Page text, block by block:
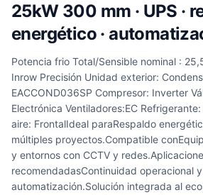
25kW 300 mm · UPS ·
energético ·
Potencia frio Total/Sensible nominal :
Inrow Precisión Unidad exterior:
EACCOND036SP Compresor: Inverter
Electrónica Ventiladores:EC
aire: FrontalIdeal paraRespaldo
múltiples proyectos.Compatible
y entornos con CCTV y
recomendadasContinuidad operacional y
automatización.Solución integrada al